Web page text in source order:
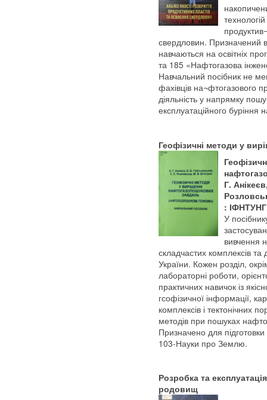
свердловин. Призначений
навчаються на освітніх
та 185 «Нафтогазова
Навчальний посібник не
фахівців на¬фтогазового
діяльність у напрямку
експлуатаційного буріння
Геофізичні методи у
Г.
:
У
вивчення
складчастих комплексів
України. Кожен розділ,
лабораторні роботи,
практичних навичок із
гсофізичної інформації,
комплексів і тектонічних
методів при пошуках
Призначено для підготовки
103-Науки про Землю.
Розробка та
родовищ